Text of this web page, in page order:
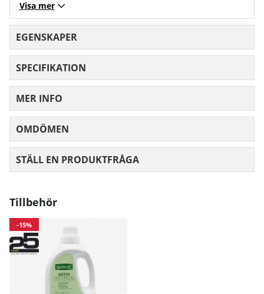
Bröst 101 107 113 119
Midja 71 77 83 89
Höft
Mått angivna i cm.
Visa mer
EGENSKAPER
SPECIFIKATION
MER INFO
OMDÖMEN
STÄLL EN PRODUKTFRÅGA
Tillbehör
-15%